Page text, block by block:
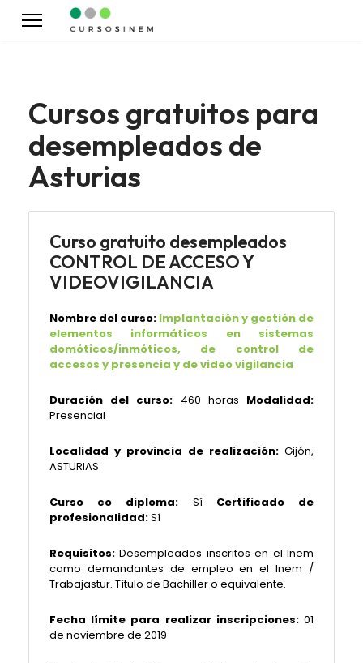
Cursos gratuitos para
desempleados de
Asturias
Curso gratuito desempleados
CONTROL DE ACCESO Y
VIDEOVIGILANCIA
Nombre del curso: Implantación y gestión de
elementos informáticos en sistemas
domóticos/inmóticos, de control de
accesos y presencia y de video vigilancia
Duración del curso: 460 horas Modalidad:
Presencial
Localidad y provincia de realización: Gijón,
ASTURIAS
Curso co diploma: Sí Certificado de
profesionalidad:Sí
Requisitos: Desempleados inscritos en el Inem
como demandantes de empleo en el Inem /
Trabajastur. Título de Bachiller o equivalente.
Fecha límite para realizar inscripciones:01
de noviembre de 2019